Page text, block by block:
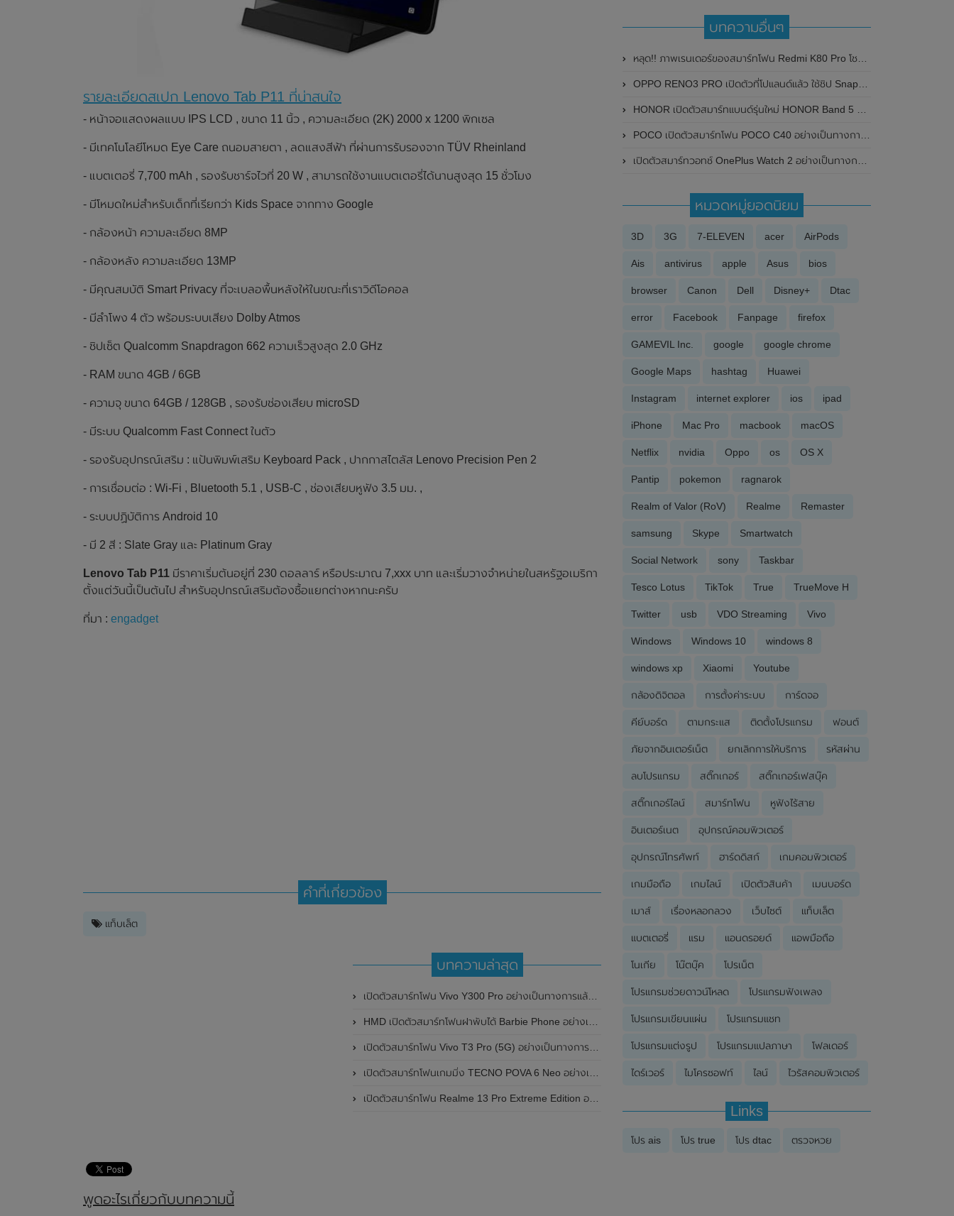
รายละเอียดสเปก Lenovo Tab P11 ที่น่าสนใจ
- หน้าจอแสดงผลแบบ IPS LCD , ขนาด 11 นิ้ว , ความละเอียด (2K) 2000 x 1200 พิกเซล
- มีเทคโนโลยีโหมด Eye Care ถนอมสายตา , ลดแสงสีฟ้า ที่ผ่านการรับรองจาก TÜV Rheinland
- แบตเตอรี่ 7,700 mAh , รองรับชาร์จไวที่ 20 W , สามารถใช้งานแบตเตอรี่ได้นานสูงสุด 15 ชั่วโมง
- มีโหมดใหม่สำหรับเด็กที่เรียกว่า Kids Space จากทาง Google
- กล้องหน้า ความละเอียด 8MP
- กล้องหลัง ความละเอียด 13MP
- มีคุณสมบัติ Smart Privacy ที่จะเบลอพื้นหลังให้ในขณะที่เราวิดีโอคอล
- มีลำโพง 4 ตัว พร้อมระบบเสียง Dolby Atmos
- ชิปเซ็ต Qualcomm Snapdragon 662 ความเร็วสูงสุด 2.0 GHz
- RAM ขนาด 4GB / 6GB
- ความจุ ขนาด 64GB / 128GB , รองรับช่องเสียบ microSD
- มีระบบ Qualcomm Fast Connect ในตัว
- รองรับอุปกรณ์เสริม : แป้นพิมพ์เสริม Keyboard Pack , ปากกาสไตลัส Lenovo Precision Pen 2
- การเชื่อมต่อ : Wi-Fi , Bluetooth 5.1 , USB-C , ช่องเสียบหูฟัง 3.5 มม. ,
- ระบบปฏิบัติการ Android 10
- มี 2 สี : Slate Gray และ Platinum Gray
Lenovo Tab P11 มีราคาเริ่มต้นอยู่ที่ 230 ดอลลาร์ หรือประมาณ 7,xxx บาท และเริ่มวางจำหน่ายในสหรัฐอเมริกา
ตั้งแต่วันนี้เป็นต้นไป สำหรับอุปกรณ์เสริมต้องซื้อแยกต่างหากนะครับ
ที่มา : engadget
คำที่เกี่ยวข้อง
แท็บเล็ต
บทความล่าสุด
เปิดตัวสมาร์ทโฟน Vivo Y300 Pro อย่างเป็นทางการแล้วในประเทศจีน มาพร้อมดีไซน์พรีเมี่ยม ทนทาน และแบตเตอรี่สุดอึดขนาดใหญ่ 6,500mAh พร้อมรองรับการชาร์จไว 80W
HMD เปิดตัวสมาร์ทโฟนฝาพับได้ Barbie Phone อย่างเป็นทางการแล้ว มาพร้อมธีมสีชมพูสดใส
เปิดตัวสมาร์ทโฟน Vivo T3 Pro (5G) อย่างเป็นทางการแล้วในประเทศอินเดีย
เปิดตัวสมาร์ทโฟนเกมมิ่ง TECNO POVA 6 Neo อย่างเป็นทางการแล้วในประเทศไทย ในราคา 8,499 บาท
เปิดตัวสมาร์ทโฟน Realme 13 Pro Extreme Edition อย่างเป็นทางการแล้วในประเทศจีน
พูดอะไรเกี่ยวกับบทความนี้
บทความอื่นๆ
หลุด!! ภาพเรนเดอร์ของสมาร์ทโฟน Redmi K80 Pro โชว์ดีไซน์ใหม่ กล้องหลังทรงวงกลม
OPPO RENO3 PRO เปิดตัวที่โปแลนด์แล้ว ใช้ชิป Snapdragon 765 แต่ไม่รองรับ 5G
HONOR เปิดตัวสมาร์ทแบนด์รุ่นใหม่ HONOR Band 5 พร้อมฟีเจอร์ใหม่
POCO เปิดตัวสมาร์ทโฟน POCO C40 อย่างเป็นทางการที่ประเทศเวียดนาม ก่อนเปิดตัวทั่วโลกในวันที่ 16 มิถุนายน 2022 นี้ มาพร้อมชิปเซ็ต JLQ Technology
เปิดตัวสมาร์ทวอทช์ OnePlus Watch 2 อย่างเป็นทางการแล้ว มาพร้อมตัวเรือนสแตนเลส , ชิป Snapdragon W5 Gen 1 และแบตเตอรี่อยู่ได้ยาวนานถึง 100 ชั่วโมง
หมวดหมู่ยอดนิยม
3D 3G 7-ELEVEN acer AirPods
Ais antivirus apple Asus bios
browser Canon Dell Disney+ Dtac
error Facebook Fanpage firefox
GAMEVIL Inc. google google chrome
Google Maps hashtag Huawei
Instagram internet explorer ios ipad
iPhone Mac Pro macbook macOS
Netflix nvidia Oppo os OS X
Pantip pokemon ragnarok
Realm of Valor (RoV) Realme Remaster
samsung Skype Smartwatch
Social Network sony Taskbar
Tesco Lotus TikTok True TrueMove H
Twitter usb VDO Streaming Vivo
Windows Windows 10 windows 8
windows xp Xiaomi Youtube
กล้องดิจิตอล การตั้งค่าระบบ การ์ดจอ
คีย์บอร์ด ตามกระแส ติดตั้งโปรแกรม ฟอนต์
ภัยจากอินเตอร์เน็ต ยกเลิกการให้บริการ รหัสผ่าน
ลบโปรแกรม สติ๊กเกอร์ สติ๊กเกอร์เฟสบุ๊ค
สติ๊กเกอร์ไลน์ สมาร์ทโฟน หูฟังไร้สาย
อินเตอร์เนต อุปกรณ์คอมพิวเตอร์
อุปกรณ์โทรศัพท์ ฮาร์ดดิสก์ เกมคอมพิวเตอร์
เกมมือถือ เกมไลน์ เปิดตัวสินค้า เมนบอร์ด
เมาส์ เรื่องหลอกลวง เว็บไซต์ แท็บเล็ต
แบตเตอรี่ แรม แอนดรอยด์ แอพมือถือ
โนเกีย โน๊ตบุ๊ค โปรเน็ต
โปรแกรมช่วยดาวน์โหลด โปรแกรมฟังเพลง
โปรแกรมเขียนแผ่น โปรแกรมแชท
โปรแกรมแต่งรูป โปรแกรมแปลภาษา โฟลเดอร์
ไดร์เวอร์ ไมโครซอฟท์ ไลน์ ไวรัสคอมพิวเตอร์
Links
โปร ais โปร true โปร dtac ตรวจหวย